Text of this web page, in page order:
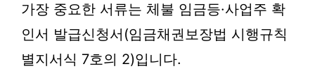
가장 중요한 서류는 체불 임금등·사업주 확
인서 발급신청서(임금채권보장법 시행규칙
별지서식 7호의 2)입니다.